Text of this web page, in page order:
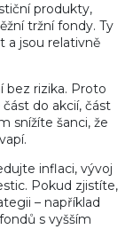
produkty,
tržní fondy. Ty
a jsou relativně
bez rizika. Proto
do akcií, část
snížíte šanci, že
inflaci, vývoj
Pokud zjistíte,
– například
s vyšším